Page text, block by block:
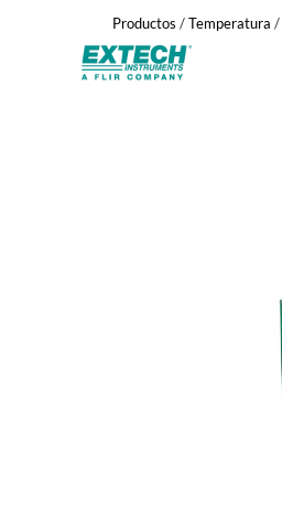
Productos /Temperatura /